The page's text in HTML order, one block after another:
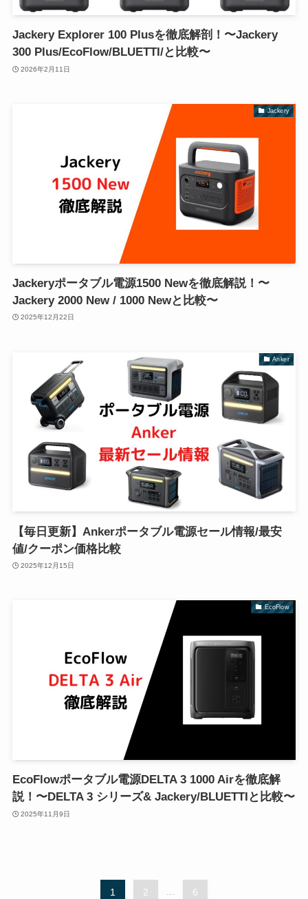
Jackery Explorer 100 Plusを徹底解剖！〜Jackery
300 Plus/EcoFlow/BLUETTI/と比較〜
2026年2月11日
Jackery
Jackeryポータブル電源1500 Newを徹底解説！〜
Jackery 2000 New / 1000 Newと比較〜
2025年12月22日
Anker
【毎日更新】Ankerポータブル電源セール情報/最安
値/クーポン価格比較
2025年12月15日
EcoFlow
EcoFlowポータブル電源DELTA 3 1000 Airを徹底解
説！〜DELTA 3 シリーズ& Jackery/BLUETTIと比較〜
2025年11月9日
1 2 ... 6